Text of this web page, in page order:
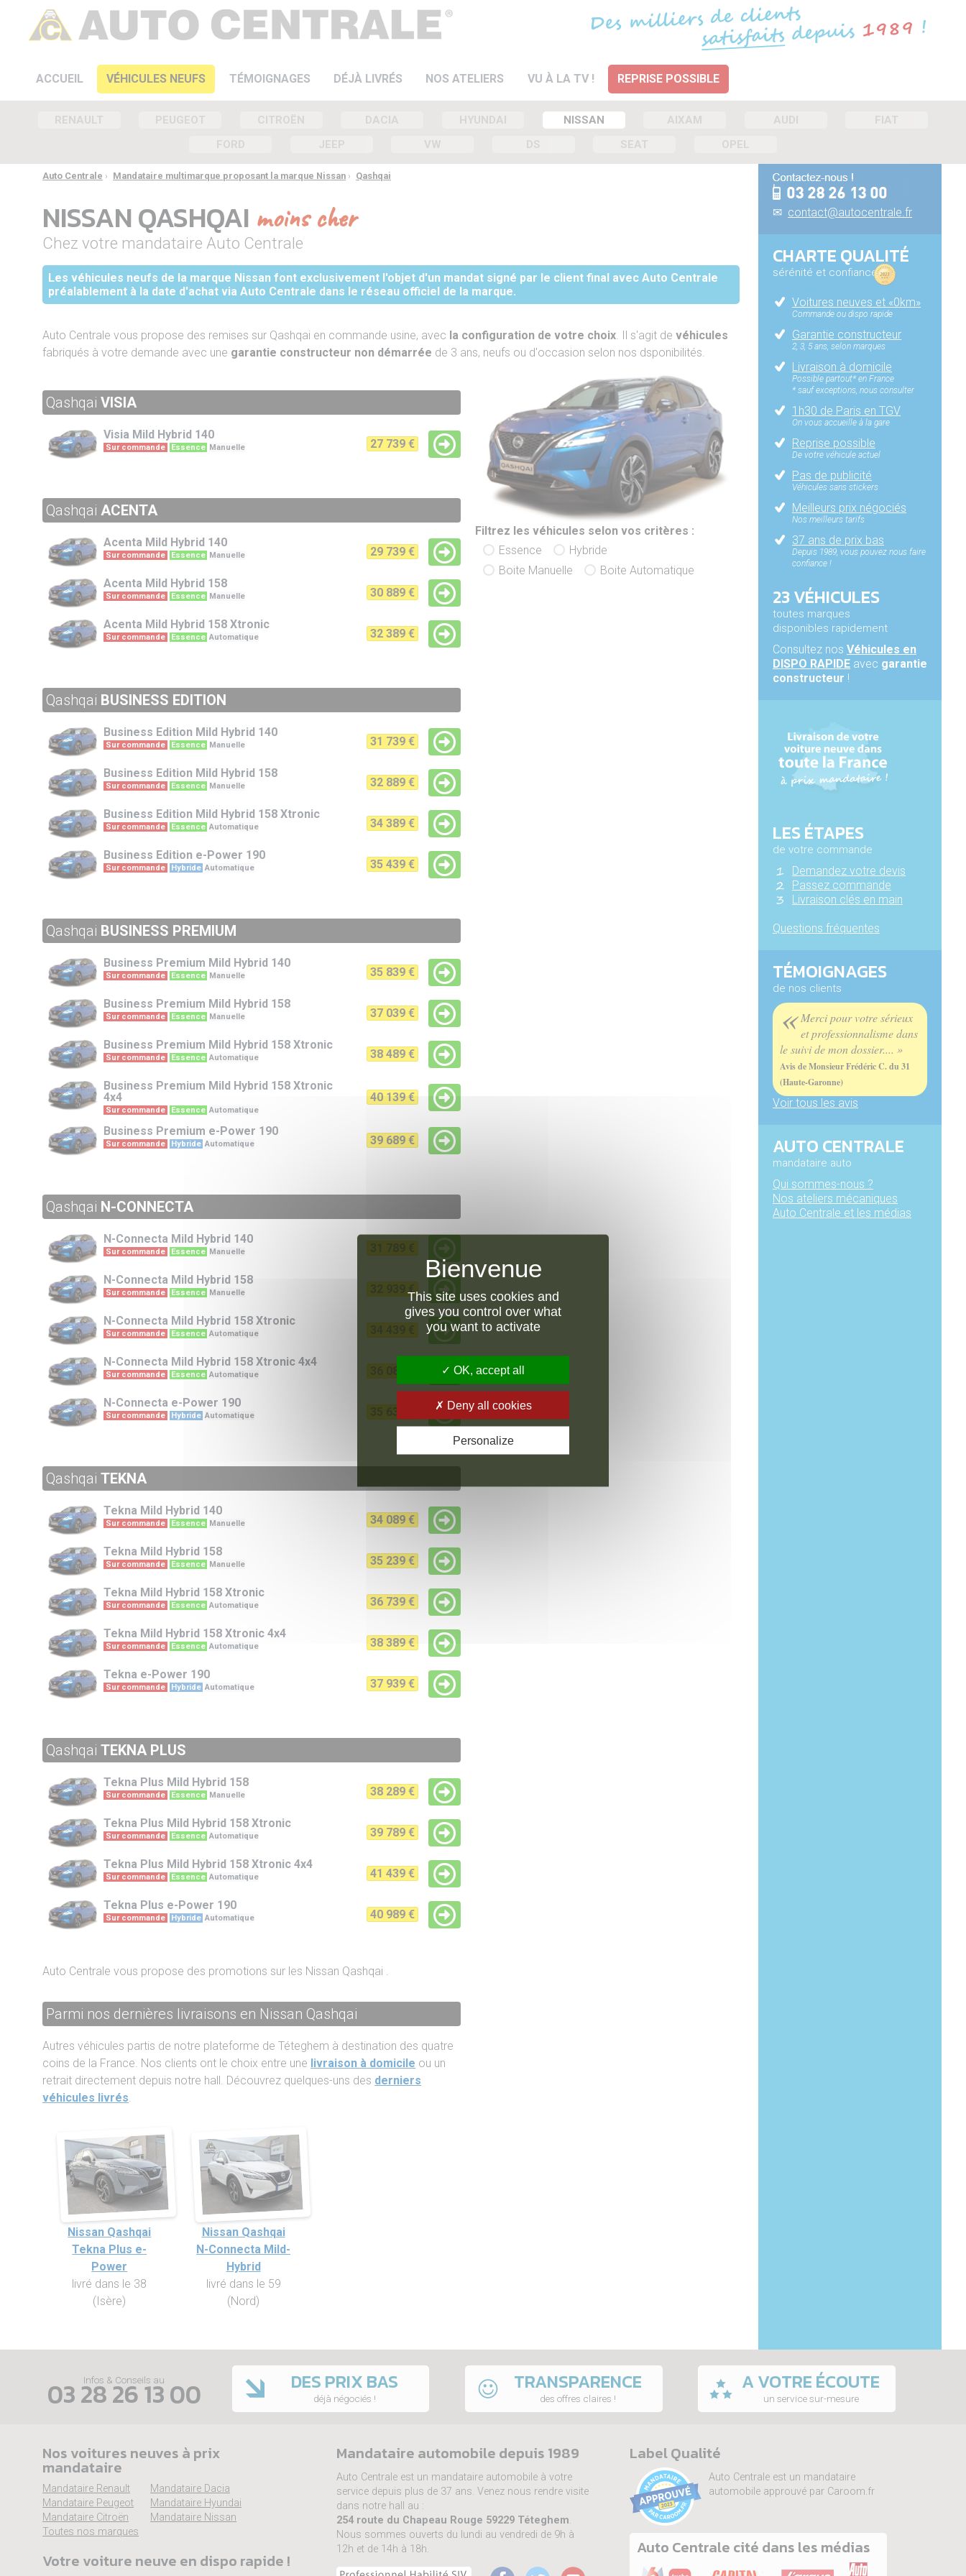
ACCUEIL VÉHICULES NEUFS TÉMOIGNAGES DÉJÀ LIVRÉS NOS ATELIERS VU À LA TV ! REPRISE POSSIBLE
RENAULT PEUGEOT CITROËN DACIA HYUNDAI NISSAN AIXAM AUDI
FIAT
FORD
JEEP VW DS SEAT OPEL
Auto Centrale › Mandataire multimarque proposant la marque Nissan › Qashqai
NISSAN QASHQAI moins cher
Chez votre mandataire Auto Centrale
Les véhicules neufs de la marque Nissan font exclusivement l'objet d'un mandat signé par le client final avec Auto Centrale
préalablement à la date d'achat via Auto Centrale dans le réseau officiel de la marque.
Auto Centrale vous propose des remises sur Qashqai en commande usine, avec la configuration de votre choix . Il s'agit devéhicules
fabriqués à votre demande avec une garantie constructeur non démarrée de 3 ans, neufs ou d'occasion selon nos dsponibilités.
Filtrez les véhicules selon vos critères :
Essence
Hybride
Boite Manuelle
Boite Automatique
QashqaiVISIA
Visia Mild Hybrid 140
Sur commande Essence Manuelle 27 739 €
Qashqai ACENTA
Acenta Mild Hybrid 140
Sur commande Essence Manuelle 29 739 €
Acenta Mild Hybrid 158
Sur commande Essence Manuelle 30 889 €
Acenta Mild Hybrid 158 Xtronic
Sur commande Essence Automatique 32 389 €
Qashqai BUSINESS EDITION
Business Edition Mild Hybrid 140
Sur commande Essence Manuelle 31 739 €
Business Edition Mild Hybrid 158
Sur commande Essence Manuelle 32 889 €
Business Edition Mild Hybrid 158 Xtronic
Sur commande Essence Automatique 34 389 €
Business Edition e-Power 190
Sur commande Hybride Automatique 35 439 €
Qashqai BUSINESS PREMIUM
Business Premium Mild Hybrid 140
Sur commande Essence Manuelle 35 839 €
Business Premium Mild Hybrid 158
Sur commande Essence Manuelle 37 039 €
Business Premium Mild Hybrid 158 Xtronic
Sur commande Essence Automatique 38 489 €
Business Premium Mild Hybrid 158 Xtronic
4x4
Sur commande Essence Automatique
40 139 €
Business Premium e-Power 190
Sur commande Hybride Automatique 39 689 €
Qashqai N-CONNECTA
N-Connecta Mild Hybrid 140
Sur commande Essence Manuelle
N-Connecta Mild Hybrid 158
Sur commande Essence Manuelle 32 939 €
N-Connecta Mild Hybrid 158 Xtronic
Sur commande Essence Automatique
N-Connecta Mild Hybrid 158 Xtronic 4x4
Sur commande Essence Automatique
N-Connecta e-Power 190
Sur commande Hybride Automatique
QashqaiTEKNA
Tekna Mild Hybrid 140
Sur commande Essence Manuelle 34 089 €
Tekna Mild Hybrid 158
Sur commande Essence Manuelle 35 239 €
Tekna Mild Hybrid 158 Xtronic
Sur commande Essence Automatique 36 739 €
Tekna Mild Hybrid 158 Xtronic 4x4
Sur commande Essence Automatique 38 389 €
Tekna e-Power 190
Sur commande Hybride Automatique 37 939 €
QashqaiTEKNA PLUS
Tekna Plus Mild Hybrid 158
Sur commande Essence Manuelle 38 289 €
Tekna Plus Mild Hybrid 158 Xtronic
Sur commande Essence Automatique 39 789 €
Tekna Plus Mild Hybrid 158 Xtronic 4x4
Sur commande Essence Automatique 41 439 €
Tekna Plus e-Power 190
Sur commande Hybride Automatique 40 989 €
Auto Centrale vous propose des promotions sur les Nissan Qashqai .
Parmi nos dernières livraisons en Nissan Qashqai
Autres véhicules partis de notre plateforme de Téteghem à destination des quatre
coins de la France. Nos clients ont le choix entre une livraison à domicile ou un
retrait directement depuis notre hall. Découvrez quelques-uns des derniers
véhicules livrés
Nissan Qashqai
Tekna Plus e-
Power
livré dans le 38
(Isère)
Nissan Qashqai
N-Connecta Mild-
Hybrid
livré dans le 59
(Nord)
✉ contact@autocentrale.fr
CHARTE QUALITÉ
sérénité et confiance
Voitures neuves et «0km»
Commande ou dispo rapide
Garantie constructeur
2, 3, 5 ans, selon marques
Livraison à domicile
Possible partout* en France
* sauf exceptions, nous consulter
1h30 de Paris en TGV
On vous accueille à la gare
Reprise possible
De votre véhicule actuel
Pas de publicité
Véhicules sans stickers
Meilleurs prix négociés
Nos meilleurs tarifs
37 ans de prix bas
Depuis 1989, vous pouvez nous faire
confiance !
23 VÉHICULES
toutes marques
disponibles rapidement
Consultez nosVéhicules en
DISPO RAPIDE avec garantie
constructeur !
LES ÉTAPES
de votre commande
Demandez votre devis
Passez commande
Livraison clés en main
Questions fréquentes
TÉMOIGNAGES
de nos clients
« Merci pour votre sérieux
et professionnalisme dans
le suivi de mon dossier.... »
Avis de Monsieur Frédéric C. du 31
(Haute-Garonne)
Voir tous les avis
AUTO CENTRALE
mandataire auto
Qui sommes-nous ?
Nos ateliers mécaniques
Auto Centrale et les médias
Infos & Conseils au
03 28 26 13 00 DES PRIX BAS
déjà négociés !
TRANSPARENCE
des offres claires !
A VOTRE ÉCOUTE
un service sur-mesure
Nos voitures neuves à prix
mandataire
Mandataire Renault
Mandataire Peugeot
Mandataire Citroën
Toutes nos marques
Mandataire Dacia
Mandataire Hyundai
Mandataire Nissan
Votre voiture neuve en dispo rapide !
Mandataire automobile depuis 1989
Auto Centrale est un mandataire automobile à votre
service depuis plus de 37 ans. Venez nous rendre visite
dans notre hall au :
254 route du Chapeau Rouge 59229 Téteghem.
Nous sommes ouverts du lundi au vendredi de 9h à
12h et de 14h à 18h.
Label Qualité
Auto Centrale est un mandataire
automobile approuvé par Caroom.fr
Auto Centrale cité dans les médias
This site uses cookies and
gives you control over what
you want to activate
OK, accept all
Deny all cookies
Personalize